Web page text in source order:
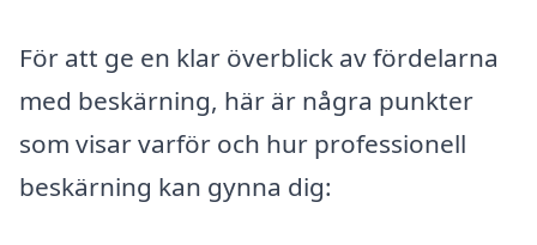
För att ge en klar överblick av fördelarna
med beskärning, här är några punkter
som visar varför och hur professionell
beskärning kan gynna dig: